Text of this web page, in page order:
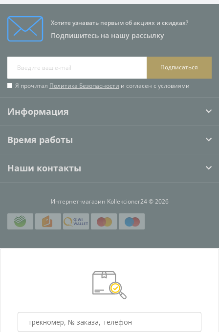
Хотите узнавать первым об акциях и скидках?
Подпишитесь на нашу рассылку
Подписаться
Я прочитал Политика Безопасности и согласен с условиями
Информация
Время работы
Наши контакты
Интернет-магазин Kollekcioner24 © 2026